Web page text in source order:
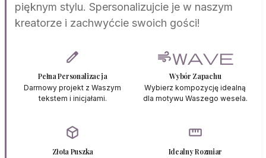
pięknym stylu. Spersonalizujcie je w naszym
kreatorze i zachwyćcie swoich gości!
edit
Pełna Personalizacja
Darmowy projekt z Waszym
tekstem i inicjałami.
airwave
Wybór Zapachu
Wybierz kompozycję idealną
dla motywu Waszego wesela.
deployed_code
Złota Puszka
straighten
Idealny Rozmiar